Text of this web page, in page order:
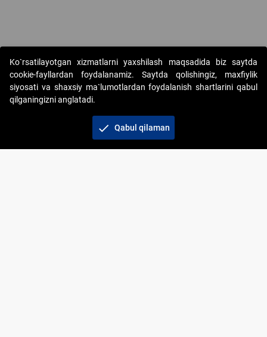
Copyright © 2017-2026. "Elektron onlayn-auksionlarni
tashkil etish" AJ. Barcha huquqlar himoyalangan
Ko`rsatilayotgan xizmatlarni yaxshilash maqsadida biz saytda
cookie-fayllardan foydalanamiz. Saytda qolishingiz, maxfiylik
siyosati va shaxsiy ma`lumotlardan foydalanish shartlarini qabul
qilganingizni anglatadi.
check Qabul qilaman